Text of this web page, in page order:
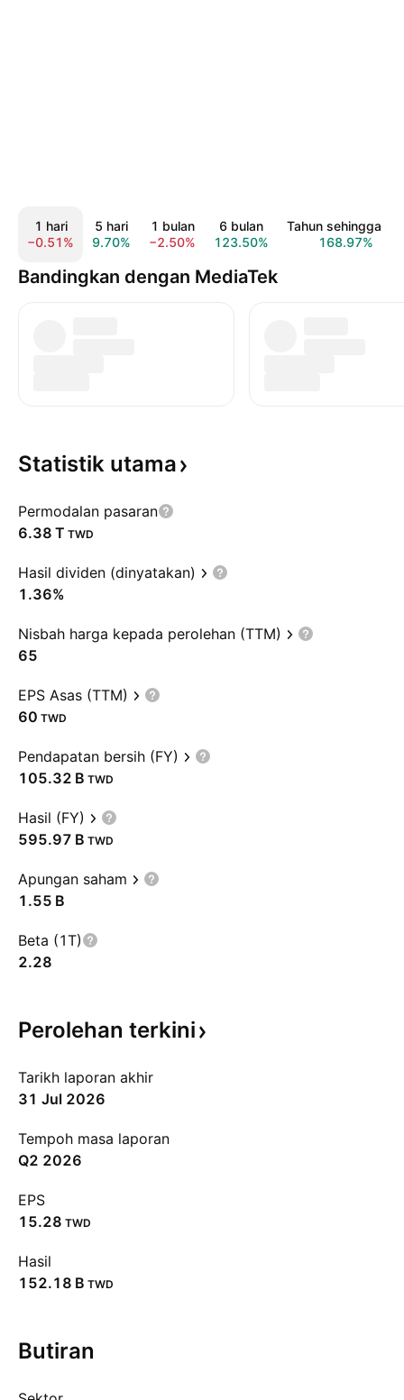
1 hari
−0.51%
5 hari
9.70%
1 bulan
−2.50%
6 bulan
123.50%
Tahun sehingga kini
168.97%
Bandingkan dengan MediaTek
Statistik utama
Permodalan pasaran
‪6.38 T‬ TWD
Hasil dividen (dinyatakan)
1.36%
Nisbah harga kepada perolehan (TTM)
65
EPS Asas (TTM)
60 TWD
Pendapatan bersih (FY)
‪105.32 B‬ TWD
Hasil (FY)
‪595.97 B‬ TWD
Apungan saham
‪1.55 B‬
Beta (1T)
2.28
Perolehan terkini
Tarikh laporan akhir
31 Jul 2026
Tempoh masa laporan
Q2 2026
EPS
15.28 TWD
Hasil
‪152.18 B‬ TWD
Butiran